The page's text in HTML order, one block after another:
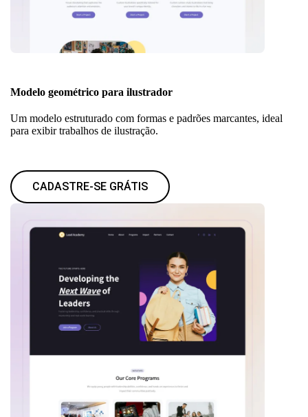
Modelo geométrico para ilustrador
Um modelo estruturado com formas e padrões marcantes, ideal
para exibir trabalhos de ilustração.
CADASTRE-SE GRÁTIS